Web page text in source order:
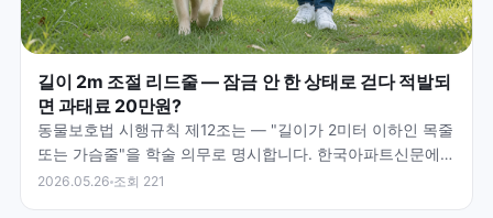
길이 2m 조절 리드줄 — 잠금 안 한 상태로 걷다 적발되
면 과태료 20만원?
동물보호법 시행규칙 제12조는 — "길이가 2미터 이하인 목줄
또는 가슴줄"을 학술 의무로 명시합니다. 한국아파트신문에
따르면 — 2m 이상 줄이라도 줄 길이를 조절해 실…
2026.05.26 조회 221